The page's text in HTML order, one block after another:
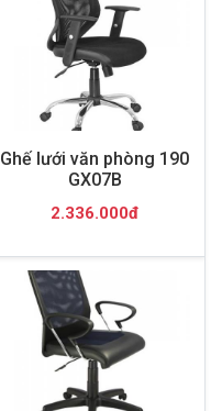
Ghế lưới văn phòng 190
GX07B
2.336.000đ